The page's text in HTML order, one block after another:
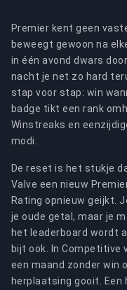
Premier kent geen
beweegt gewoon na
in één avond dwars
nacht je net zo hard
stap voor stap: win
badge tikt een rank
Winstreaks en
modi.
De reset is het stukje
Valve een nieuw
Rating opnieuw geijkt.
je oude getal, maar je
het leaderboard wordt
bijt ook. In Competitive
een maand zonder win
herplaatsing gooit. Een